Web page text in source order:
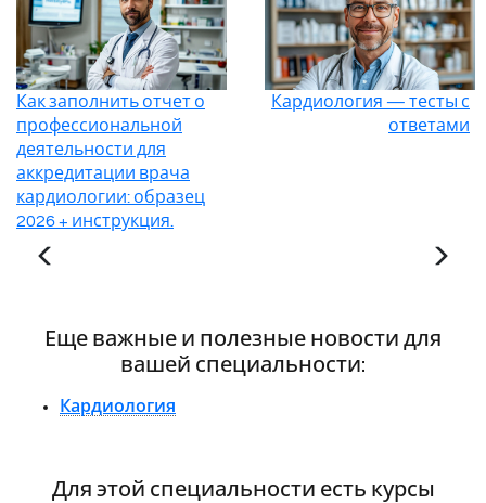
Как заполнить отчет о
профессиональной
деятельности для
аккредитации врача
кардиологии: образец
2026 + инструкция.
Кардиология — тесты с
ответами
Еще важные и полезные новости для
вашей специальности:
Кардиология
Для этой специальности есть курсы